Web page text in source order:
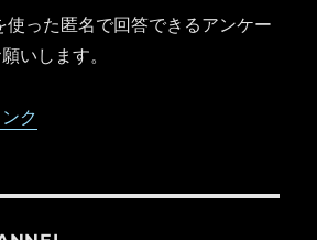
使った匿名で回答できるアンケー
いします。
ク